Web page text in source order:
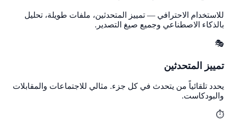
للاستخدام الاحترافي — تمييز المتحدثين، ملفات طويلة، تحليل
بالذكاء الاصطناعي وجميع صيغ التصدير.
🎭
تمييز المتحدثين
يحدد تلقائياً من يتحدث في كل جزء. مثالي للاجتماعات والمقابلات
والبودكاست.
⏱️